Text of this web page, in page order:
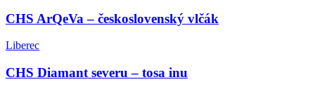
CHS ArQeVa – československý vlčák
Liberec
CHS Diamant severu – tosa inu